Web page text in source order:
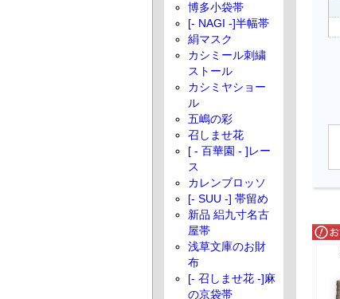
博多小袋帯
[- NAGI -]半幅帯
絹マスク
カシミール刺繍
ストール
カシミヤショー
ル
五嶋の彩
召しませ花
[ - 百華園 - ]レー
ス
カレンブロッソ
[- SUU -] 帯留め
新品 絽九寸名古
屋帯
浅草文庫のお財
布
[- 召しませ花 -]麻
の京袋帯